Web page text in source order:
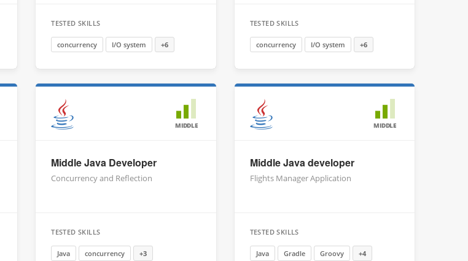
TESTED SKILLS
concurrency I/O system +6
TESTED SKILLS
concurrency I/O system +6
MIDDLE
Middle Java Developer
Concurrency and Reflection
TESTED SKILLS
Java concurrency +3
MIDDLE
Middle Java developer
Flights Manager Application
TESTED SKILLS
Java Gradle Groovy +4